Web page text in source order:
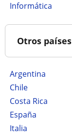
Informática
Otros países
Argentina
Chile
Costa Rica
España
Italia